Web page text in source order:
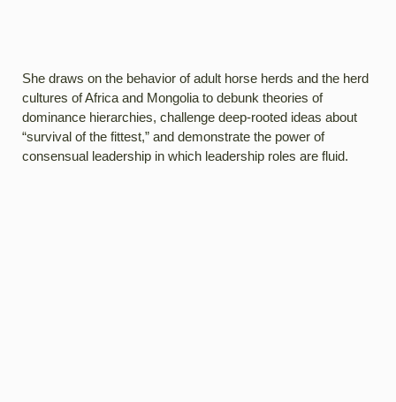
She draws on the behavior of adult horse herds and the herd
cultures of Africa and Mongolia to debunk theories of
dominance hierarchies, challenge deep-rooted ideas about
“survival of the fittest,” and demonstrate the power of
consensual leadership in which leadership roles are fluid.